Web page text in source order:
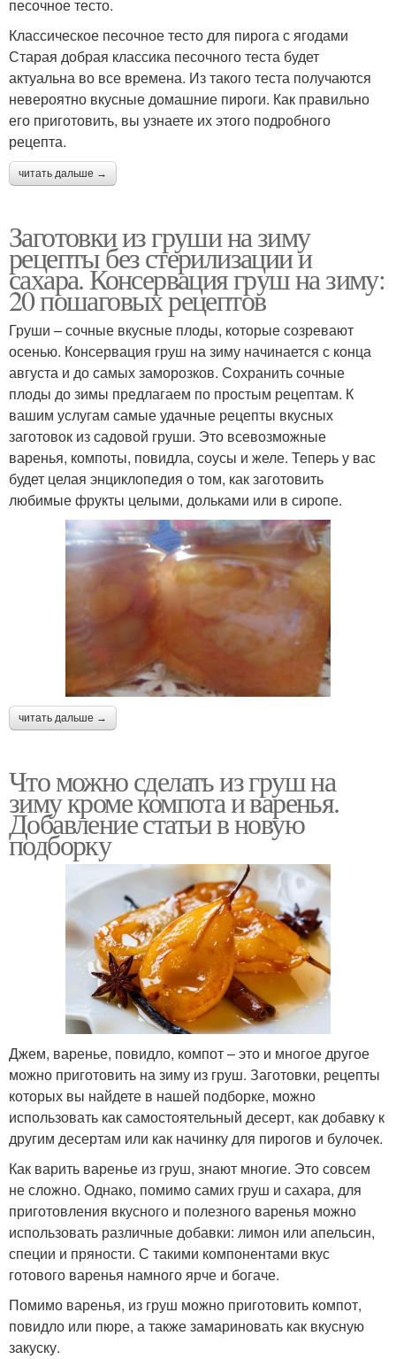
песочное тесто.
Классическое песочное тесто для пирога с ягодами
Старая добрая классика песочного теста будет
актуальна во все времена. Из такого теста получаются
невероятно вкусные домашние пироги. Как правильно
его приготовить, вы узнаете их этого подробного
рецепта.
читать дальше →
Заготовки из груши на зиму
рецепты без стерилизации и
сахара. Консервация груш на зиму:
20 пошаговых рецептов
Груши – сочные вкусные плоды, которые созревают
осенью. Консервация груш на зиму начинается с конца
августа и до самых заморозков. Сохранить сочные
плоды до зимы предлагаем по простым рецептам. К
вашим услугам самые удачные рецепты вкусных
заготовок из садовой груши. Это всевозможные
варенья, компоты, повидла, соусы и желе. Теперь у вас
будет целая энциклопедия о том, как заготовить
любимые фрукты целыми, дольками или в сиропе.
читать дальше →
Что можно сделать из груш на
зиму кроме компота и варенья.
Добавление статьи в новую
подборку
Джем, варенье, повидло, компот – это и многое другое
можно приготовить на зиму из груш. Заготовки, рецепты
которых вы найдете в нашей подборке, можно
использовать как самостоятельный десерт, как добавку к
другим десертам или как начинку для пирогов и булочек.
Как варить варенье из груш, знают многие. Это совсем
не сложно. Однако, помимо самих груш и сахара, для
приготовления вкусного и полезного варенья можно
использовать различные добавки: лимон или апельсин,
специи и пряности. С такими компонентами вкус
готового варенья намного ярче и богаче.
Помимо варенья, из груш можно приготовить компот,
повидло или пюре, а также замариновать как вкусную
закуску.